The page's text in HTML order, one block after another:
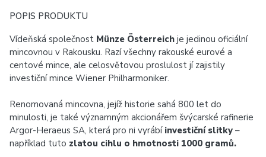
POPIS PRODUKTU
Vídeňská společnost Münze Österreich je jedinou oficiální
mincovnou v Rakousku. Razí všechny rakouské eurové a
centové mince, ale celosvětovou proslulost jí zajistily
investiční mince Wiener Philharmoniker.
Renomovaná mincovna, jejíž historie sahá 800 let do
minulosti, je také významným akcionářem švýcarské rafinerie
Argor-Heraeus SA, která pro ni vyrábí investiční slitky –
například tuto zlatou cihlu o hmotnosti 1000 gramů.